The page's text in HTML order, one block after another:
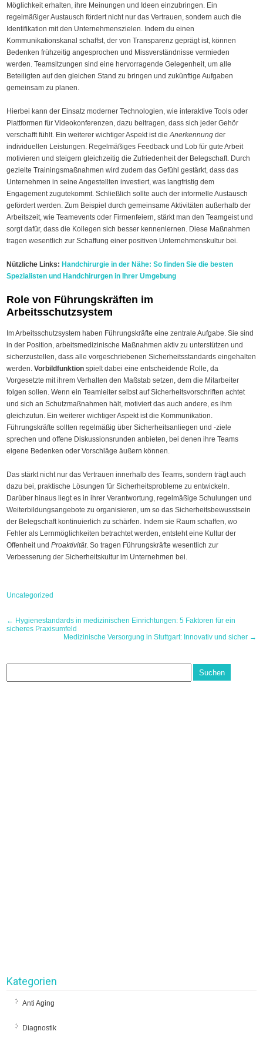
Möglichkeit erhalten, ihre Meinungen und Ideen einzubringen. Ein
regelmäßiger Austausch fördert nicht nur das Vertrauen, sondern auch die
Identifikation mit den Unternehmenszielen. Indem du einen
Kommunikationskanal schaffst, der von Transparenz geprägt ist, können
Bedenken frühzeitig angesprochen und Missverständnisse vermieden
werden. Teamsitzungen sind eine hervorragende Gelegenheit, um alle
Beteiligten auf den gleichen Stand zu bringen und zukünftige Aufgaben
gemeinsam zu planen.
Hierbei kann der Einsatz moderner Technologien, wie interaktive Tools oder
Plattformen für Videokonferenzen, dazu beitragen, dass sich jeder Gehör
verschafft fühlt. Ein weiterer wichtiger Aspekt ist dieAnerkennung der
individuellen Leistungen. Regelmäßiges Feedback und Lob für gute Arbeit
motivieren und steigern gleichzeitig die Zufriedenheit der Belegschaft. Durch
gezielte Trainingsmaßnahmen wird zudem das Gefühl gestärkt, dass das
Unternehmen in seine Angestellten investiert, was langfristig dem
Engagement zugutekommt. Schließlich sollte auch der informelle Austausch
gefördert werden. Zum Beispiel durch gemeinsame Aktivitäten außerhalb der
Arbeitszeit, wie Teamevents oder Firmenfeiern, stärkt man den Teamgeist und
sorgt dafür, dass die Kollegen sich besser kennenlernen. Diese Maßnahmen
tragen wesentlich zur Schaffung einer positiven Unternehmenskultur bei.
Nützliche Links: Handchirurgie in der Nähe: So finden Sie die besten
Spezialisten und Handchirurgen in Ihrer Umgebung
Role von Führungskräften im
Arbeitsschutzsystem
Im Arbeitsschutzsystem haben Führungskräfte eine zentrale Aufgabe. Sie sind
in der Position, arbeitsmedizinische Maßnahmen aktiv zu unterstützen und
sicherzustellen, dass alle vorgeschriebenen Sicherheitsstandards eingehalten
werden.Vorbildfunktion spielt dabei eine entscheidende Rolle, da
Vorgesetzte mit ihrem Verhalten den Maßstab setzen, dem die Mitarbeiter
folgen sollen. Wenn ein Teamleiter selbst auf Sicherheitsvorschriften achtet
und sich an Schutzmaßnahmen hält, motiviert das auch andere, es ihm
gleichzutun. Ein weiterer wichtiger Aspekt ist die Kommunikation.
Führungskräfte sollten regelmäßig über Sicherheitsanliegen und -ziele
sprechen und offene Diskussionsrunden anbieten, bei denen ihre Teams
eigene Bedenken oder Vorschläge äußern können.
Das stärkt nicht nur das Vertrauen innerhalb des Teams, sondern trägt auch
dazu bei, praktische Lösungen für Sicherheitsprobleme zu entwickeln.
Darüber hinaus liegt es in ihrer Verantwortung, regelmäßige Schulungen und
Weiterbildungsangebote zu organisieren, um so das Sicherheitsbewusstsein
der Belegschaft kontinuierlich zu schärfen. Indem sie Raum schaffen, wo
Fehler als Lernmöglichkeiten betrachtet werden, entsteht eine Kultur der
Offenheit undProaktivität. So tragen Führungskräfte wesentlich zur
Verbesserung der Sicherheitskultur im Unternehmen bei.
Uncategorized
Post
navigation
← Hygienestandards in medizinischen Einrichtungen: 5 Faktoren für ein
sicheres Praxisumfeld
Medizinische Versorgung in Stuttgart: Innovativ und sicher →
Kategorien
Anti Aging
Diagnostik